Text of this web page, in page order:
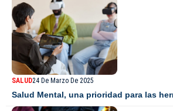
SALUD24 De Marzo De 2025
Salud Mental, una prioridad para las